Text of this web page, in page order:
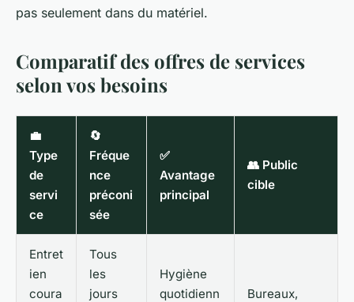
pas seulement dans du matériel.
Comparatif des offres de services
selon vos besoins
💼
Type
de
servi
ce
🔄
Fréque
nce
préconi
sée
✅
Avantage
principal
👥 Public
cible
Entret
ien
coura
Tous
les
jours
Hygiène
quotidienn
Bureaux,